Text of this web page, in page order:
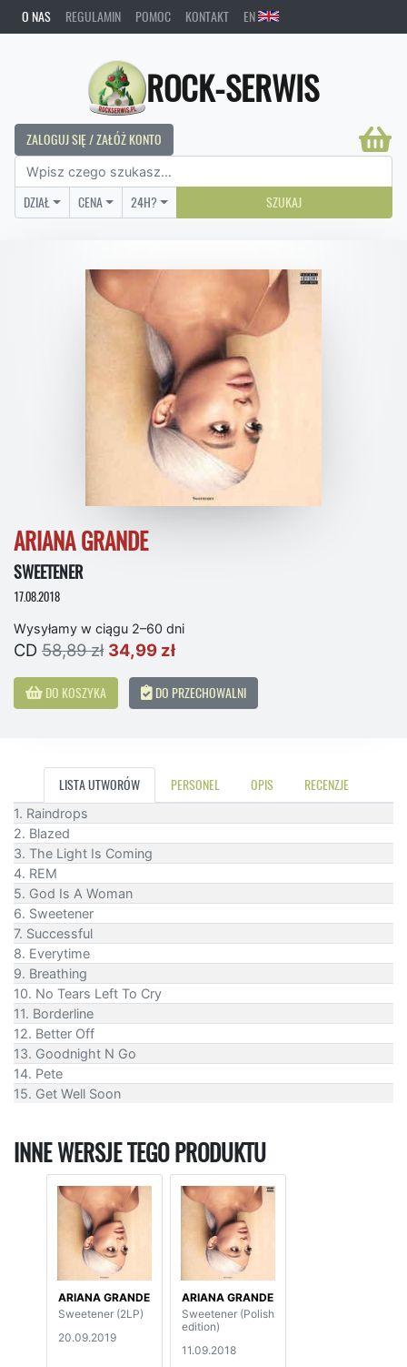
O NAS REGULAMIN POMOC KONTAKT EN
ROCK-SERWIS
ZALOGUJ SIĘ / ZAŁÓŻ KONTO
DZIAŁ CENA 24H? SZUKAJ
ARIANA GRANDE
SWEETENER
17.08.2018
Wysyłamy w ciągu 2–60 dni
CD 58,89 zł 34,99 zł
DO KOSZYKA DO PRZECHOWALNI
LISTA UTWORÓW PERSONEL OPIS RECENZJE
1. Raindrops
2. Blazed
3. The Light Is Coming
4. REM
5. God Is A Woman
6. Sweetener
7. Successful
8. Everytime
9. Breathing
10. No Tears Left To Cry
11. Borderline
12. Better Off
13. Goodnight N Go
14. Pete
15. Get Well Soon
INNE WERSJE TEGO PRODUKTU
ARIANA GRANDE
Sweetener (2LP)
20.09.2019
ARIANA GRANDE
Sweetener (Polish
edition)
11.09.2018